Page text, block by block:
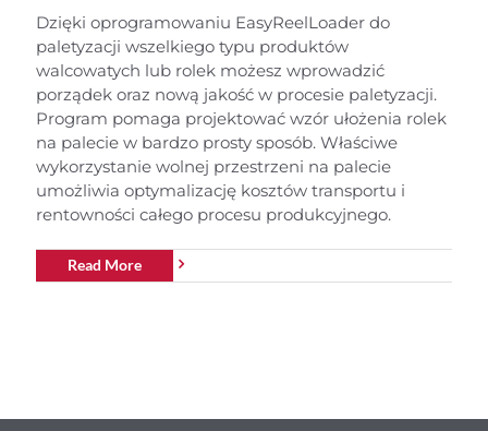
Dzięki oprogramowaniu EasyReelLoader do
paletyzacji wszelkiego typu produktów
walcowatych lub rolek możesz wprowadzić
porządek oraz nową jakość w procesie paletyzacji.
Program pomaga projektować wzór ułożenia rolek
na palecie w bardzo prosty sposób. Właściwe
wykorzystanie wolnej przestrzeni na palecie
umożliwia optymalizację kosztów transportu i
rentowności całego procesu produkcyjnego.
Read More